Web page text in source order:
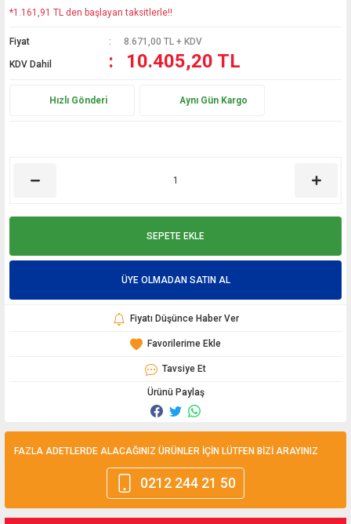
*1.161,91 TL den başlayan taksitlerle!!
Fiyat 8.671,00 TL + KDV
KDV Dahil 10.405,20 TL
Hızlı Gönderi Aynı Gün Kargo
SEPETE EKLE
ÜYE OLMADAN SATIN AL
Fiyatı Düşünce Haber Ver
Tavsiye Et
Ürünü Paylaş
FAZLA ADETLERDE ALACAĞINIZ ÜRÜNLER İÇİN LÜTFEN BİZİ ARAYINIZ
0212 244 21 50